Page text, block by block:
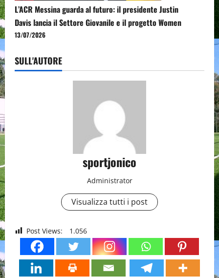
L’ACR Messina guarda al futuro: il presidente Justin
Davis lancia il Settore Giovanile e il progetto Women
13/07/2026
SULL'AUTORE
sportjonico
Administrator
Visualizza tutti i post
Post Views: 1.056